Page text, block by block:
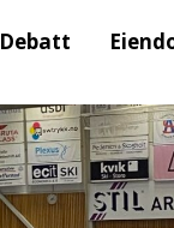
Debatt